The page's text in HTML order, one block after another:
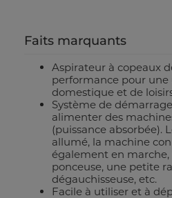
Faits marquants
Aspirateur à copeaux
performance pour une
domestique et de
Système de
alimenter des
(puissance absorbée).
allumé, la machine
également en
ponceuse, une petite
dégauchisseuse, etc.
Facile à utiliser et à